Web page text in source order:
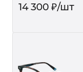
14 300 ₽/шт